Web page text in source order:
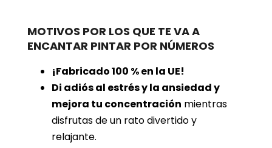
MOTIVOS POR LOS QUE TE VA A
ENCANTAR PINTAR POR NÚMEROS
¡Fabricado 100 % en la UE!
Di adiós al estrés y la ansiedad y
mejora tu concentración mientras
disfrutas de un rato divertido y
relajante.